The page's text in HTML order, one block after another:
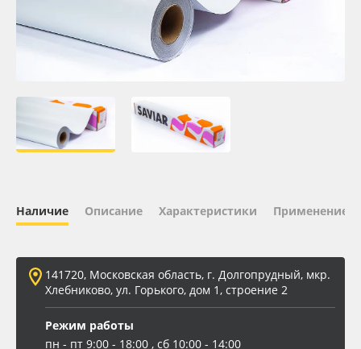
Oracal 641
Плёнка монтажная Oratape
ПЭТ листовой
Баннер
Заготовки для сувениров
Наличие Описание Характеристики Применение
141720, Московская область, г. Долгопрудный, мкр.
Хлебниково, ул. Горького, дом 1, строение 2
Режим работы
пн - пт 9:00 - 18:00 , сб 10:00 - 14:00